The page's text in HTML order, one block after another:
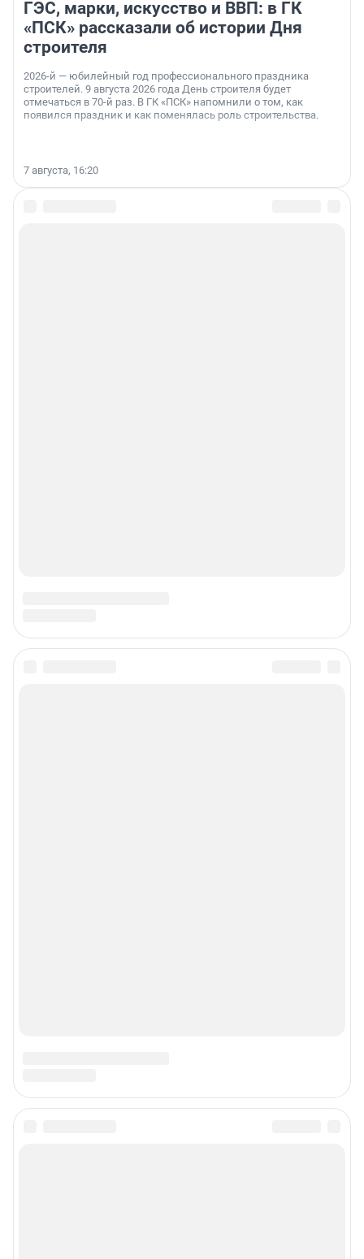
ГЭС, марки, искусство и ВВП: в ГК
«ПСК» рассказали об истории Дня
строителя
2026-й — юбилейный год профессионального праздника
строителей. 9 августа 2026 года День строителя будет
отмечаться в 70-й раз. В ГК «ПСК» напомнили о том, как
появился праздник и как поменялась роль строительства.
7 августа, 16:20